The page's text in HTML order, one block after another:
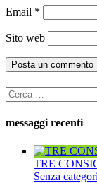
Email *
Sito web
Ricerca
per:
messaggi recenti
TRE
Senza